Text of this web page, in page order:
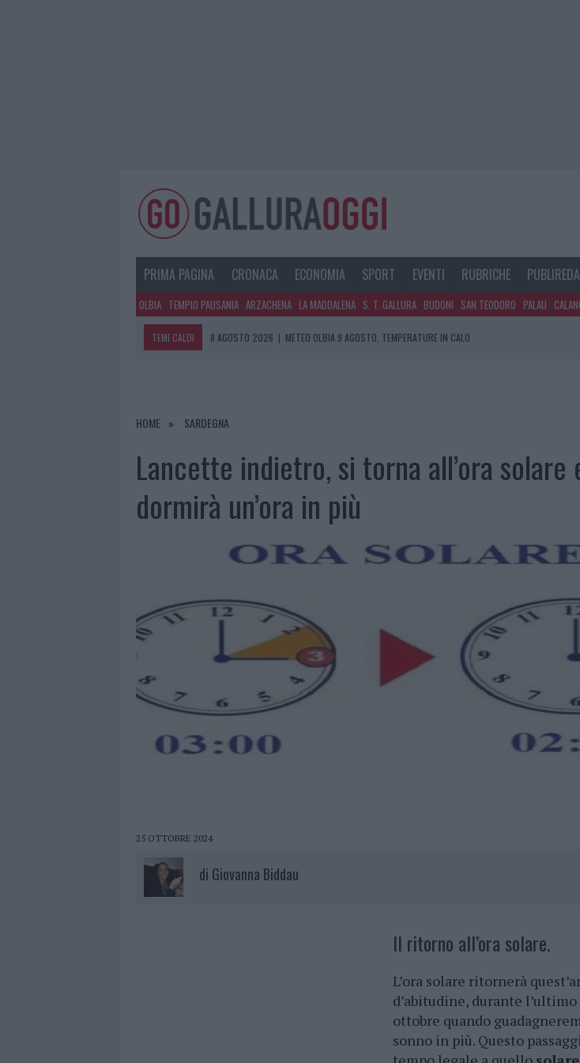
PRIMA PAGINA CRONACA ECONOMIA SPORT EVENTI RUBRICHE
OLBIA TEMPIO PAUSANIA ARZACHENA LA MADDALENA S. T. GALLURA BUDONI SAN TEODORO PALAU
TEMI CALDI 8 AGOSTO 2026 | METEO OLBIA 9 AGOSTO, TEMPERATURE IN CALO
8 AGOSTO 2026
HOME SARDEGNA
Lancette indietro, si torna all’ora solare
dormirà un’ora in più
25 OTTOBRE 2024
di Giovanna Biddau
Il ritorno all’ora solare.
L’ora solare ritornerà
d’abitudine, durante
ottobre quando
sonno in più. Questo